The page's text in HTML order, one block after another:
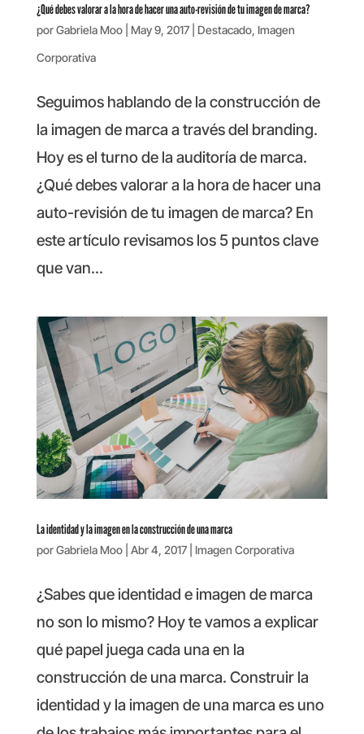
¿Qué debes valorar a la hora de hacer una auto-revisión de tu imagen de marca?
porGabriela Moo| May 9, 2017| Destacado, Imagen
Corporativa
Seguimos hablando de la construcción de
la imagen de marca a través del branding.
Hoy es el turno de la auditoría de marca.
¿Qué debes valorar a la hora de hacer una
auto-revisión de tu imagen de marca? En
este artículo revisamos los 5 puntos clave
que van...
La identidad y la imagen en la construcción de una marca
porGabriela Moo| Abr 4, 2017| Imagen Corporativa
¿Sabes que identidad e imagen de marca
no son lo mismo? Hoy te vamos a explicar
qué papel juega cada una en la
construcción de una marca. Construir la
identidad y la imagen de una marca es uno